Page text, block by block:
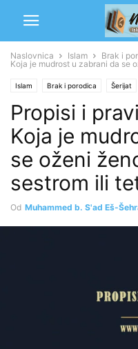
Naslovnica Islam Brak i
Koja je mudrost u zabrani da se
Islam Brak i porodica Šerijat
Propisi i
Koja je
se oženi
sestrom ili
Od Muhammed b. S'ad Eš-